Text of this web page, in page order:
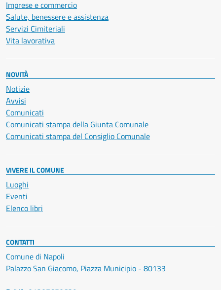
Imprese e commercio
Salute, benessere e assistenza
Servizi Cimiteriali
Vita lavorativa
NOVITÀ
Notizie
Avvisi
Comunicati
Comunicati stampa della Giunta Comunale
Comunicati stampa del Consiglio Comunale
VIVERE IL COMUNE
Luoghi
Eventi
Elenco libri
CONTATTI
Comune di Napoli
Palazzo San Giacomo, Piazza Municipio - 80133